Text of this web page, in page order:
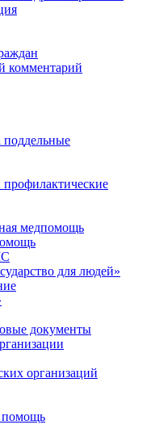
комментарий
поддельные
медпомощь
для людей»
документы
организаций
помощь